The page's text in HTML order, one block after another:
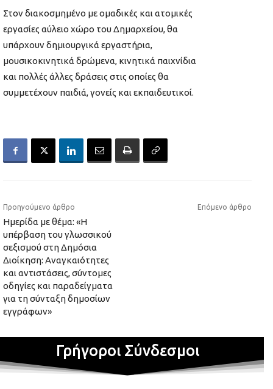
Στον διακοσμημένο με ομαδικές και ατομικές
εργασίες αύλειο χώρο του Δημαρχείου, θα
υπάρχουν δημιουργικά εργαστήρια,
μουσικοκινητικά δρώμενα, κινητικά παιχνίδια
και πολλές άλλες δράσεις στις οποίες θα
συμμετέχουν παιδιά, γονείς και εκπαιδευτικοί.
Προηγούμενο άρθρο
Ημερίδα με θέμα: «Η
υπέρβαση του γλωσσικού
σεξισμού στη Δημόσια
Διοίκηση: Αναγκαιότητες
και αντιστάσεις, σύντομες
οδηγίες και παραδείγματα
για τη σύνταξη δημοσίων
εγγράφων»
Επόμενο άρθρο
Γρήγοροι Σύνδεσμοι